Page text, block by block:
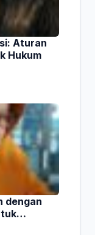
Aturan
Hukum
dengan